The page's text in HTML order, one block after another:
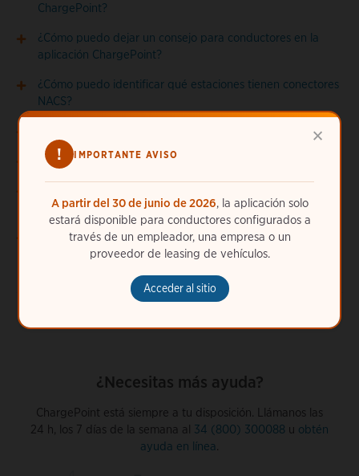
×
! IMPORTANTE AVISO
A partir del 30 de junio de 2026, la aplicación solo
estará disponible para conductores configurados a
través de un empleador, una empresa o un
proveedor de leasing de vehículos.
Acceder al sitio
ChargePoint?
¿Cómo puedo dejar un consejo para conductores en la
aplicación ChargePoint?
¿Cómo puedo identificar qué estaciones tienen conectores
NACS?
¿Cómo puedo utilizar Siri con la aplicación ChargePoint?
¿Cómo utilizo los filtros de la aplicación ChargePoint?
ChargePoint?
¿Es gratuita la aplicación ChargePoint?
¿Necesitas más ayuda?
ChargePoint está siempre a tu disposición. Llámanos las
24 h, los 7 días de la semana al 34 (800) 300088 u obtén
ayuda en línea.